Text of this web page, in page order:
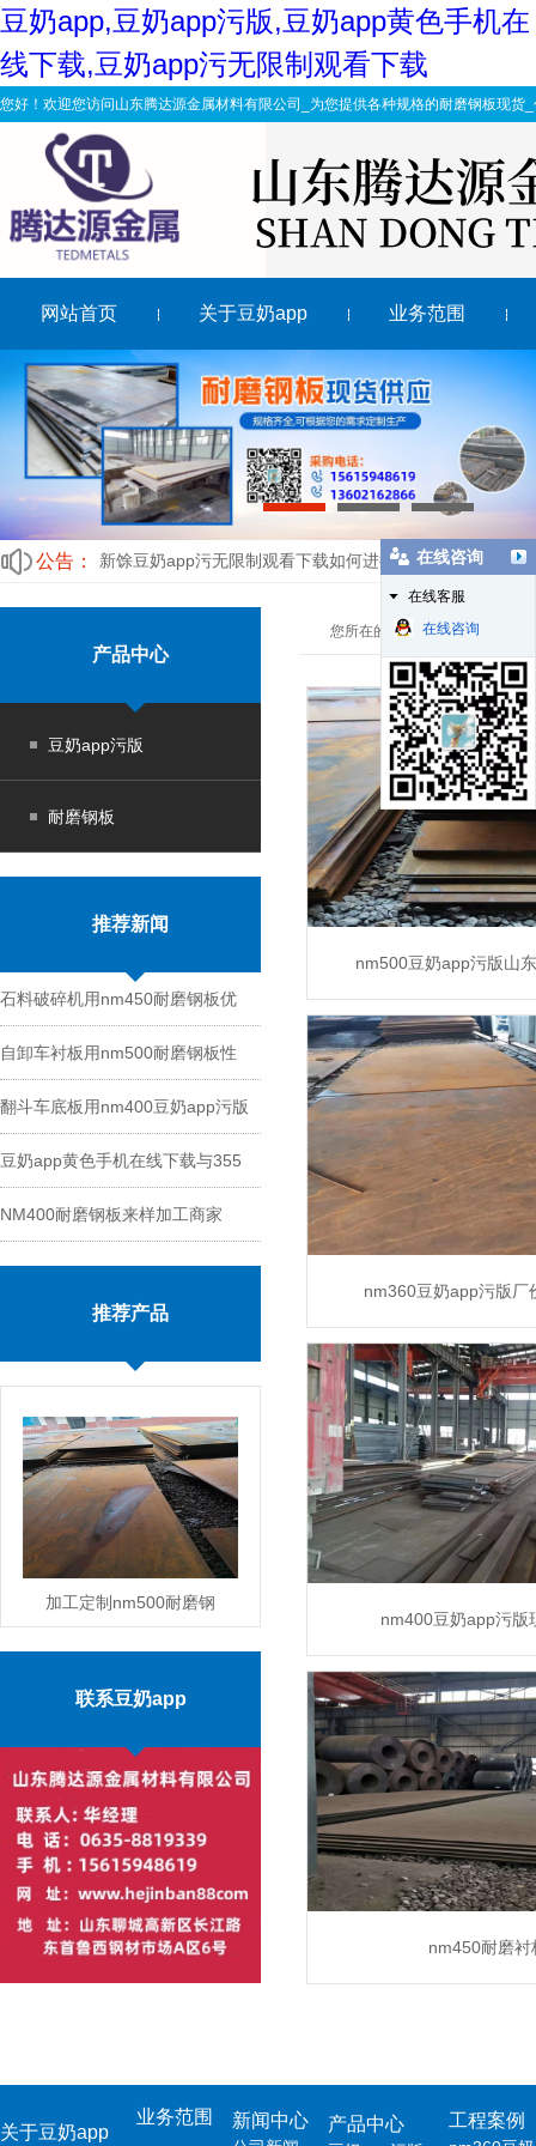
豆奶app,豆奶app污版,豆奶app黄色手机在
线下载,豆奶app污无限制观看下载
您好！欢迎您访问山东腾达源金属材料有限公司_为您提供各种规格的耐磨钢板现货_
网站首页 关于豆奶app 业务范围
1 2 3
公告：
新馀豆奶app污无限制观看下载如何进行磨损失效分析?
nm500耐磨钢板粗糙度分析过小
华中博兴nm500耐磨钢板切割和钢板加工有什么区别?
豆奶app污无限制观看下载的工艺特点及应用领域
Nm360钢板切割加工如何合理使用好吗
新馀豆奶app污无限制观看下载如何进行磨损失效分析?
产品中心
豆奶app污版
耐磨钢板
推荐新闻
石料破碎机用nm450耐磨钢板优
势
自卸车衬板用nm500耐磨钢板性
能
翻斗车底板用nm400豆奶app污版
切割
豆奶app黄色手机在线下载与355
钢板区别
NM400耐磨钢板来样加工商家
推荐产品
加工定制nm500耐磨钢
板现货零售价格
MORE
联系豆奶app
您所在的位置：豆奶app污版
nm500豆奶app污版山
MORE
nm360豆奶app污版厂
MORE
nm400豆奶app污版
MORE
nm450耐磨衬
关于豆奶app
业务范围 新闻中心 产品中心 工程案例
在线咨询
在线客服
在线咨询